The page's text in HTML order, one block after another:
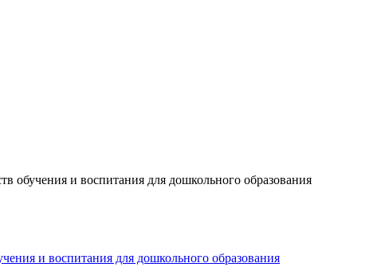
обучения и воспитания для дошкольного образования
и воспитания для дошкольного образования